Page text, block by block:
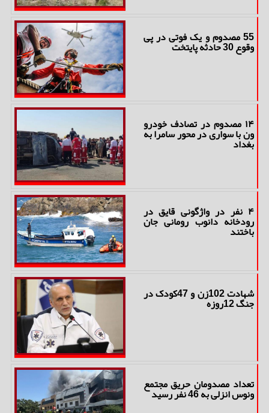
55 مصدوم و یک فوتی در پی
وقوع 30 حادثه پایتخت
۱۴ مصدوم در تصادف خودرو
ون با سواری در محور سامرا به
بغداد
۴ نفر در واژگونی قایق در
رودخانه دانوب رومانی جان
باختند
شهادت 102زن و 47کودک در
جنگ 12روزه
تعداد مصدومان حریق مجتمع
ونوس انزلی به 46 نفر رسید